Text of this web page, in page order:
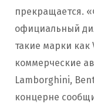
прекращается.
официальный
такие марки как
коммерческие
Lamborghini,
концерне